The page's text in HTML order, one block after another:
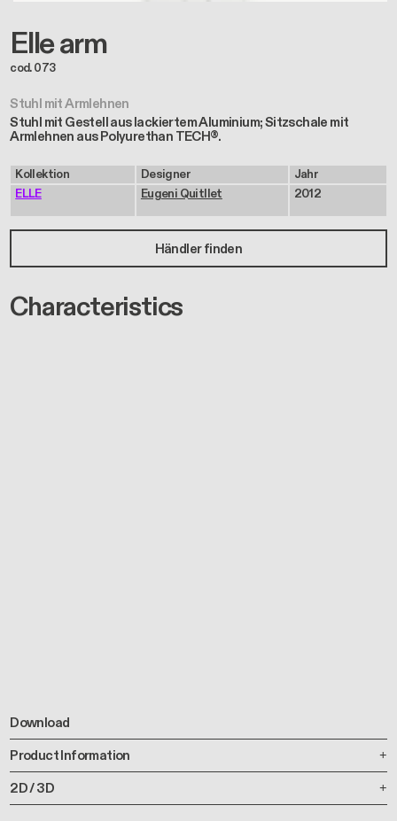
Elle arm
cod. 073
Stuhl mit Armlehnen
Stuhl mit Gestell aus lackiertem Aluminium; Sitzschale mit
Armlehnen aus Polyurethan TECH®.
Kollektion
ELLE
Designer
Eugeni Quitllet
Jahr
2012
Händler finden
Characteristics
Download
Product Information
2D / 3D